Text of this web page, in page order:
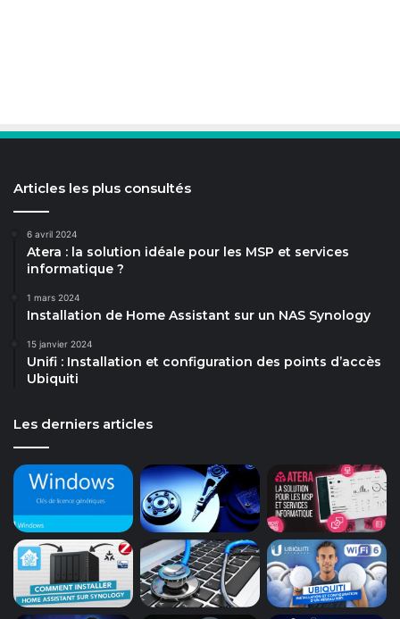
Articles les plus consultés
6 avril 2024
Atera : la solution idéale pour les MSP et services
informatique ?
1 mars 2024
Installation de Home Assistant sur un NAS Synology
15 janvier 2024
Unifi : Installation et configuration des points d’accès
Ubiquiti
Les derniers articles